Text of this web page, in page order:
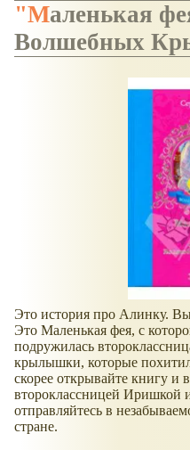
"Маленькая фея и Секрет
Волшебных
Это история про Алинку.
Это Маленькая фея, с
подружилась
крылышки, которые
скорее открывайте книгу и
второклассницей Иришкой
отправляйтесь в
стране.